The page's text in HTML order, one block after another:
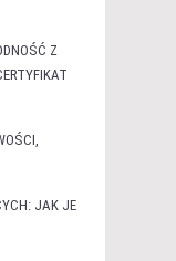
Z
JAK JE